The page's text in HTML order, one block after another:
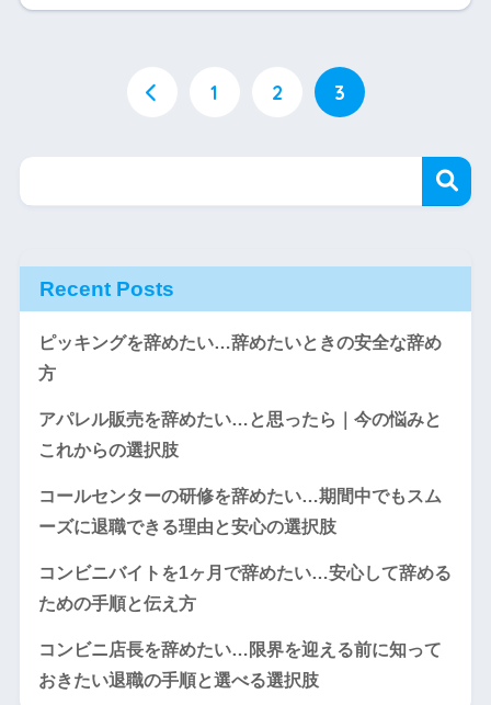
1 2 3
Recent Posts
ピッキングを辞めたい…辞めたいときの安全な辞め
方
アパレル販売を辞めたい…と思ったら｜今の悩みと
これからの選択肢
コールセンターの研修を辞めたい…期間中でもスム
ーズに退職できる理由と安心の選択肢
コンビニバイトを1ヶ月で辞めたい…安心して辞める
ための手順と伝え方
コンビニ店長を辞めたい…限界を迎える前に知って
おきたい退職の手順と選べる選択肢